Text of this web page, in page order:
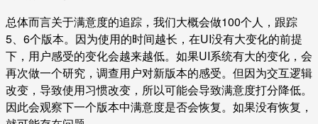
总体而言关于满意度的追踪，我们大概会做100个人，跟踪
5、6个版本。因为使用的时间越长，在UI没有大变化的前提
下，用户感受的变化会越来越低。如果UI系统有大的变化，会
再次做一个研究，调查用户对新版本的感受。但因为交互逻辑
改变，导致使用习惯改变，所以可能会导致满意度打分降低。
因此会观察下一个版本中满意度是否会恢复。如果没有恢复，